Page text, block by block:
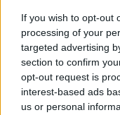
If you wish to opt-out
processing of your
targeted advertising
section to confirm
opt-out request is
interest-based ads
us or personal
ambiental,análise
consciencialização
de investigação
novas tecnologias
instituições